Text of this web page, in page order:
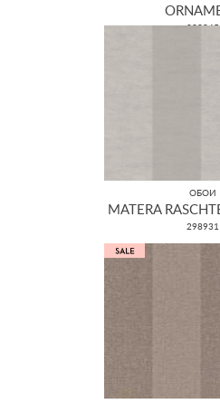
228945
ОБОИ
MATERA
298931